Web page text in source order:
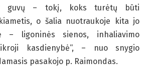
guvų – tokį, koks turėtų būti
o šalia nuotraukoje kita jo
– ligoninės sienos, inhaliavimo
kasdienybė“, – nuo snygio
pasakojo p. Raimondas.